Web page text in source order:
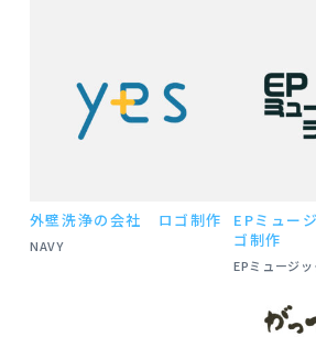
外壁洗浄の会社 ロゴ制作
NAVY
EPミュー
ゴ制作
EPミュージ